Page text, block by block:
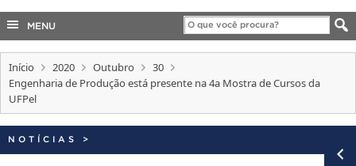
Canais
COBALTO
INTERNACIONAL
PORTARIAS
MENU
Início 2020 Outubro
30
Engenharia de Produção está presente na 4a Mostra de Cursos da
UFPel
NOTÍCIAS >